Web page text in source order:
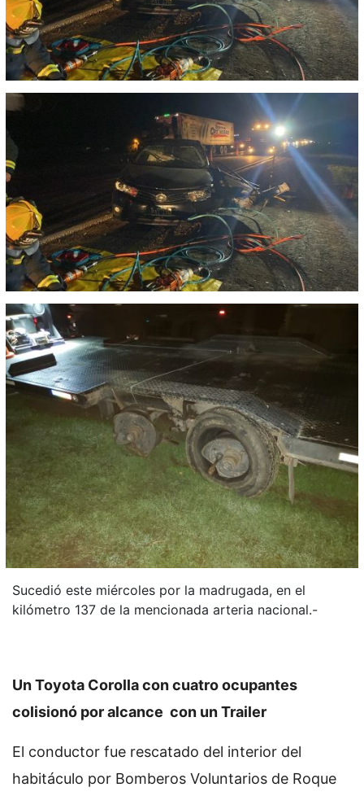
Sucedió este miércoles por la madrugada, en el
kilómetro 137 de la mencionada arteria nacional.-
Un Toyota Corolla con cuatro ocupantes
colisionó por alcance con un Trailer
El conductor fue rescatado del interior del
habitáculo por Bomberos Voluntarios de Roque